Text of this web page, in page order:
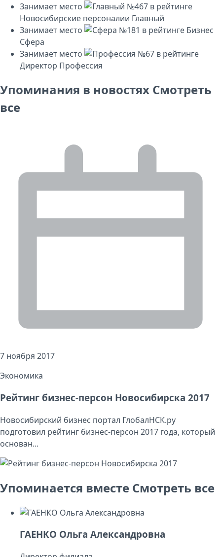
Занимает место №467 в рейтинге
Новосибирские персоналии Главный
Занимает место
№181 в рейтинге Бизнес
Сфера
Занимает место
№67 в рейтинге
Директор Профессия
Упоминания в новостях Смотреть
все
7 ноября 2017
Экономика
Рейтинг бизнес-персон Новосибирска 2017
Новосибирский бизнес портал ГлобалНСК.ру
подготовил рейтинг бизнес-персон 2017 года, который
основан...
Упоминается вместе Смотреть все
ГАЕНКО Ольга Александровна